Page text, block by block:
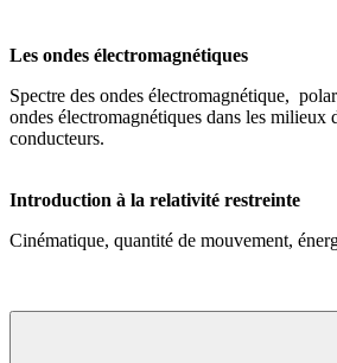
Les ondes électromagnétiques
Spectre des ondes électromagnétique,
ondes électromagnétiques dans les milieux
conducteurs.
Introduction à la relativité restreinte
Cinématique, quantité de mouvement,